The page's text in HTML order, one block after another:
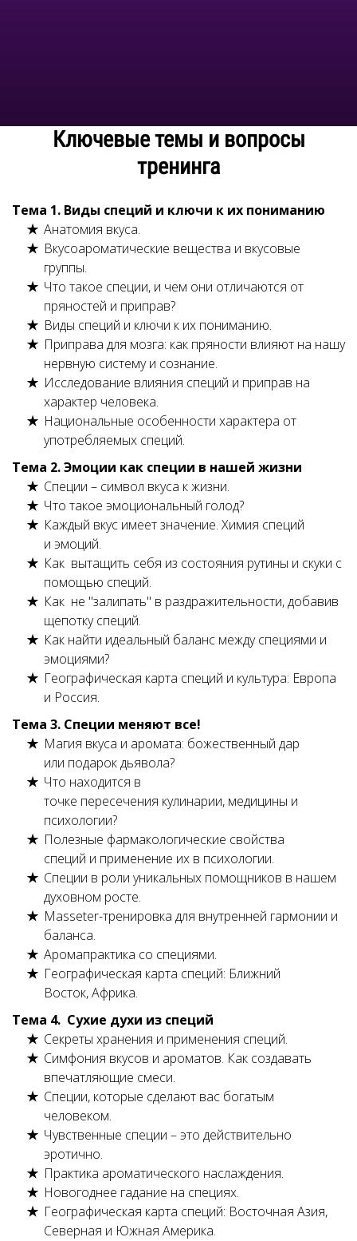
Ключевые темы и вопросы
тренинга
Тема 1. Виды специй и ключи к их пониманию
Анатомия вкуса.
Вкусоароматические вещества и вкусовые
группы.
Что такое специи, и чем они отличаются от
пряностей и приправ?
Виды специй и ключи к их пониманию.
Приправа для мозга: как пряности влияют на нашу
нервную систему и сознание.
Исследование влияния специй и приправ на
характер человека.
Национальные особенности характера от
употребляемых специй.
Тема 2. Эмоции как специи в нашей жизни
Специи – символ вкуса к жизни.
Что такое эмоциональный голод?
Каждый вкус имеет значение. Химия специй
и эмоций.
Как вытащить себя из состояния рутины и скуки с
помощью специй.
Как не "залипать" в раздражительности, добавив
щепотку специй.
Как найти идеальный баланс между специями и
эмоциями?
Географическая карта специй и культура: Европа
и Россия.
Тема 3. Специи меняют все!
Магия вкуса и аромата: божественный дар
или подарок дьявола?
Что находится в
точке пересечения кулинарии, медицины и
психологии?
Полезные фармакологические свойства
специй и применение их в психологии.
Специи в роли уникальных помощников в нашем
духовном росте.
Masseter-тренировка для внутренней гармонии и
баланса.
Аромапрактика со специями.
Географическая карта специй: Ближний
Восток, Африка.
Тема 4. Сухие духи из специй
Секреты хранения и применения специй.
Симфония вкусов и ароматов. Как создавать
впечатляющие смеси.
Специи, которые сделают вас богатым
человеком.
Чувственные специи – это действительно
эротично.
Практика ароматического наслаждения.
Новогоднее гадание на специях.
Географическая карта специй: Восточная Азия,
Северная и Южная Америка.